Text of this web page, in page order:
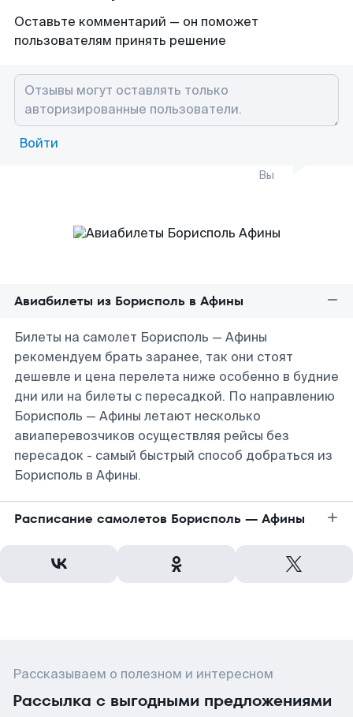
Оставьте комментарий — он поможет
пользователям принять решение
Войти
Вы
Авиабилеты из Борисполь в Афины
Билеты на самолет Борисполь — Афины
рекомендуем брать заранее, так они стоят
дешевле и цена перелета ниже особенно в будние
дни или на билеты с пересадкой. По направлению
Борисполь — Афины летают несколько
авиаперевозчиков осуществляя рейсы без
пересадок - самый быстрый способ добраться из
Борисполь в Афины.
Расписание самолетов Борисполь — Афины
Рассказываем о полезном и интересном
Рассылка с выгодными предложениями